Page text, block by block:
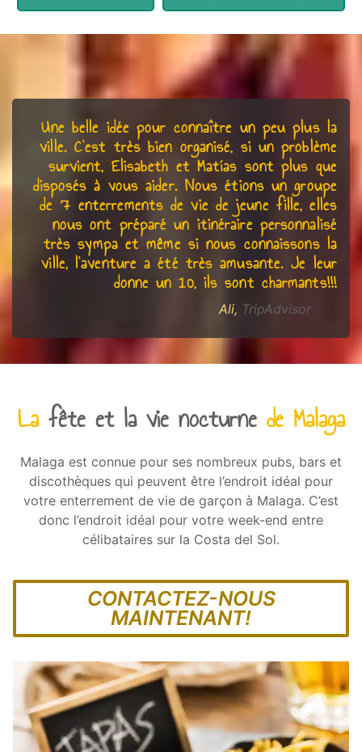
Une belle idée pour connaître un peu plus la
ville. C’est très bien organisé, si un problème
survient, Elisabeth et Matías sont plus que
disposés à vous aider. Nous étions un groupe
de 7 enterrements de vie de jeune fille, elles
nous ont préparé un itinéraire personnalisé
très sympa et même si nous connaissons la
ville, l’aventure a été très amusante. Je leur
donne un 10, ils sont charmants!!!
Ali, TripAdvisor
La fête et la vie nocturnede Malaga
Malaga est connue pour ses nombreux pubs, bars et
discothèques qui peuvent être l’endroit idéal pour
votre enterrement de vie de garçon à Malaga. C’est
donc l’endroit idéal pour votre week-end entre
célibataires sur la Costa del Sol.
CONTACTEZ-NOUS
MAINTENANT!